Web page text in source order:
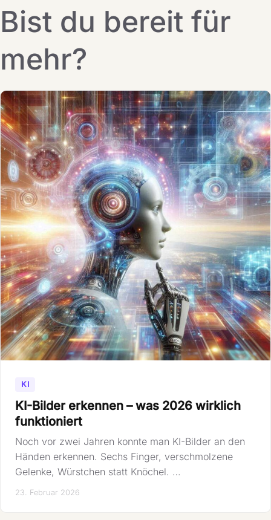
Bist du bereit für
mehr?
KI
KI-Bilder erkennen – was 2026 wirklich
funktioniert
Noch vor zwei Jahren konnte man KI-Bilder an den
Händen erkennen. Sechs Finger, verschmolzene
Gelenke, Würstchen statt Knöchel. …
23. Februar 2026